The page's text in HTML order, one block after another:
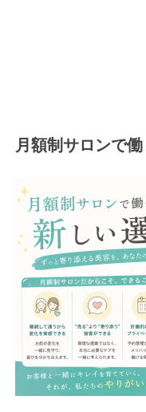
月額制サロンで